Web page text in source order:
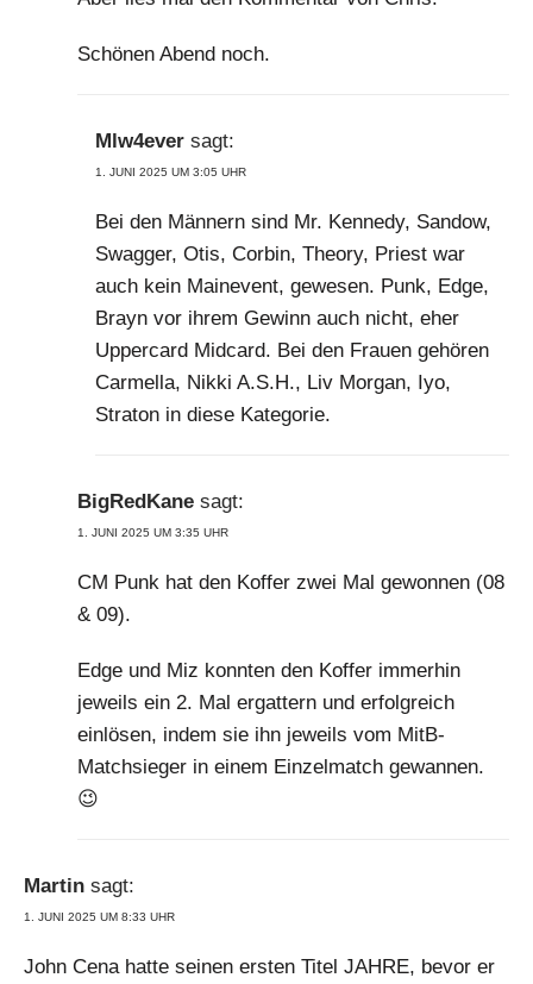
Schönen Abend noch.
Mlw4ever sagt:
1. JUNI 2025 UM 3:05 UHR
Bei den Männern sind Mr. Kennedy, Sandow,
Swagger, Otis, Corbin, Theory, Priest war
auch kein Mainevent, gewesen. Punk, Edge,
Brayn vor ihrem Gewinn auch nicht, eher
Uppercard Midcard. Bei den Frauen gehören
Carmella, Nikki A.S.H., Liv Morgan, Iyo,
Straton in diese Kategorie.
BigRedKane sagt:
1. JUNI 2025 UM 3:35 UHR
CM Punk hat den Koffer zwei Mal gewonnen (08
& 09).
Edge und Miz konnten den Koffer immerhin
jeweils ein 2. Mal ergattern und erfolgreich
einlösen, indem sie ihn jeweils vom MitB-
Matchsieger in einem Einzelmatch gewannen.
😉
Martin sagt:
1. JUNI 2025 UM 8:33 UHR
John Cena hatte seinen ersten Titel JAHRE, bevor er